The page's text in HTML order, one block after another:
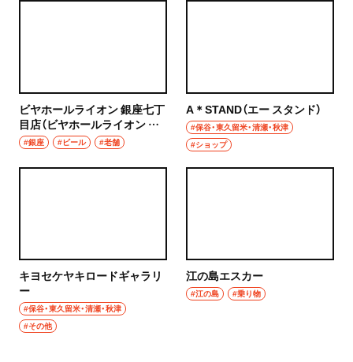
ビヤホールライオン 銀座七丁
目店（ビヤホールライオン ぎ
んざななちょうめてん）
#銀座 #ビール #老舗
A＊STAND（エー スタンド）
#保谷・東久留米・清瀬・秋津
#ショップ
キヨセケヤキロードギャラリ
ー
#保谷・東久留米・清瀬・秋津
#その他
江の島エスカー
#江の島 #乗り物